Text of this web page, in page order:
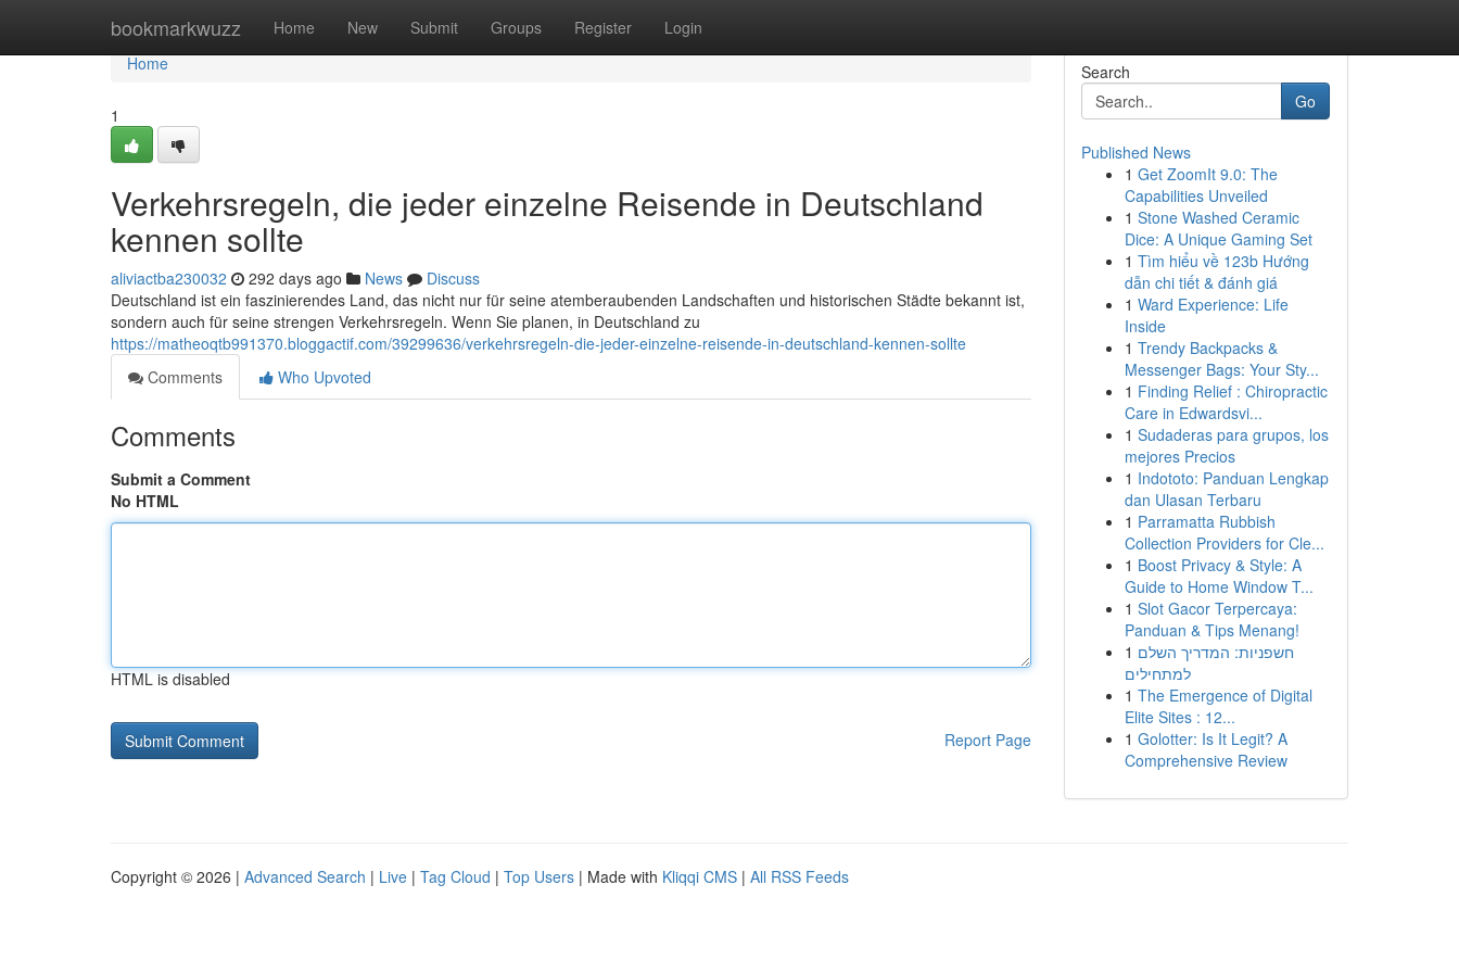
bookmarkwuzz Home New Submit Groups Register Login
Home
Home
1
Verkehrsregeln, die jeder einzelne Reisende in Deutschland
kennen sollte
aliviactba230032 292 days ago News
Discuss
Deutschland ist ein faszinierendes Land, das nicht nur für seine atemberaubenden Landschaften und historischen Städte bekannt ist,
sondern auch für seine strengen Verkehrsregeln. Wenn Sie planen, in Deutschland zu
https://matheoqtb991370.bloggactif.com/39299636/verkehrsregeln-die-jeder-einzelne-reisende-in-deutschland-kennen-sollte
Comments
Who Upvoted
Comments
Submit a Comment
No HTML
HTML is disabled
Report Page
Search
Go
Published News
1 Get ZoomIt 9.0: The
Capabilities Unveiled
1 Stone Washed Ceramic
Dice: A Unique Gaming Set
1 Tìm hiểu về 123b Hướng
dẫn chi tiết & đánh giá
1 Ward Experience: Life
Inside
1 Trendy Backpacks &
Messenger Bags: Your Sty...
1 Finding Relief : Chiropractic
Care in Edwardsvi...
1 Sudaderas para grupos, los
mejores Precios
1 Indototo: Panduan Lengkap
dan Ulasan Terbaru
1 Parramatta Rubbish
Collection Providers for Cle...
1 Boost Privacy & Style: A
Guide to Home Window T...
1 Slot Gacor Terpercaya:
Panduan & Tips Menang!
1 חשפניות: המדריך השלם
למתחילים
1 The Emergence of Digital
Elite Sites : 12...
1 Golotter: Is It Legit? A
Comprehensive Review
Copyright © 2026 | Advanced Search | Live | Tag Cloud | Top Users | Made with Kliqqi CMS | All RSS Feeds